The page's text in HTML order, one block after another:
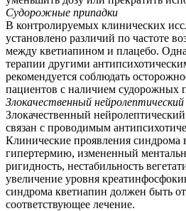
Судорожные припадки
В контролируемых клинических
установлено различий по частоте
между кветиапином и плацебо.
терапии другими
рекомендуется соблюдать
пациентов с наличием судорожных
Злокачественный
Злокачественный
связан с проводимым
Клинические проявления синдрома
гипертермию, измененный
ригидность, нестабильность
увеличение уровня
синдрома кветиапин должен быть
соответствующее лечение.